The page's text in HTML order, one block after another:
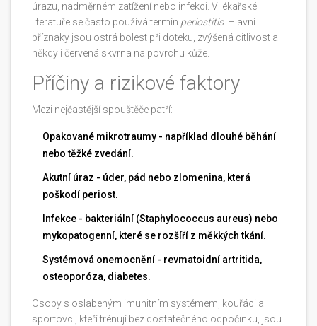
úrazu, nadměrném zatížení nebo infekci. V lékařské
literatuře se často používá termín periostitis. Hlavní
příznaky jsou ostrá bolest při doteku, zvýšená citlivost a
někdy i červená skvrna na povrchu kůže.
Příčiny a rizikové faktory
Mezi nejčastější spouštěče patří:
Opakované mikrotraumy - například dlouhé běhání
nebo těžké zvedání.
Akutní úraz - úder, pád nebo zlomenina, která
poškodí periost.
Infekce - bakteriální (Staphylococcus aureus) nebo
mykopatogenní, které se rozšíří z měkkých tkání.
Systémová onemocnění - revmatoidní artritida,
osteoporóza, diabetes.
Osoby s oslabeným imunitním systémem, kouřáci a
sportovci, kteří trénují bez dostatečného odpočinku, jsou